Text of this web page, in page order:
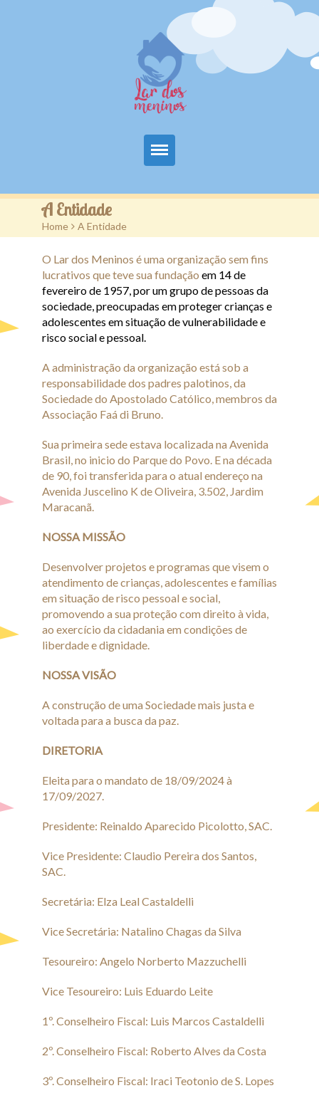
Principal
A Entidade
Projetos
Colabore
Transparência
A Entidade
Home > A Entidade
O Lar dos Meninos é uma organização sem fins
lucrativos que teve sua fundação em 14 de
fevereiro de 1957, por um grupo de pessoas da
sociedade, preocupadas em proteger crianças e
adolescentes em situação de vulnerabilidade e
risco social e pessoal.
A administração da organização está sob a
responsabilidade dos padres palotinos, da
Sociedade do Apostolado Católico, membros da
Associação Faá di Bruno.
Sua primeira sede estava localizada na Avenida
Brasil, no inicio do Parque do Povo. E na década
de 90, foi transferida para o atual endereço na
Avenida Juscelino K de Oliveira, 3.502, Jardim
Maracanã.
NOSSA MISSÃO
Desenvolver projetos e programas que visem o
atendimento de crianças, adolescentes e famílias
em situação de risco pessoal e social,
promovendo a sua proteção com direito à vida,
ao exercício da cidadania em condições de
liberdade e dignidade.
NOSSA VISÃO
A construção de uma Sociedade mais justa e
voltada para a busca da paz.
DIRETORIA
Eleita para o mandato de 18/09/2024 à
17/09/2027.
Presidente: Reinaldo Aparecido Picolotto, SAC.
Vice Presidente: Claudio Pereira dos Santos,
SAC.
Secretária: Elza Leal Castaldelli
Vice Secretária: Natalino Chagas da Silva
Tesoureiro: Angelo Norberto Mazzuchelli
Vice Tesoureiro: Luis Eduardo Leite
1º. Conselheiro Fiscal: Luis Marcos Castaldelli
2º. Conselheiro Fiscal: Roberto Alves da Costa
3º. Conselheiro Fiscal: Iraci Teotonio de S. Lopes